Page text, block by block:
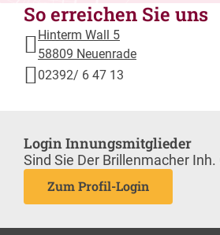
So erreichen Sie uns
Hinterm Wall 5
58809 Neuenrade
02392/ 6 47 13
Login Innungsmitglieder
Sind Sie Der Brillenmacher
Zum Profil-Login